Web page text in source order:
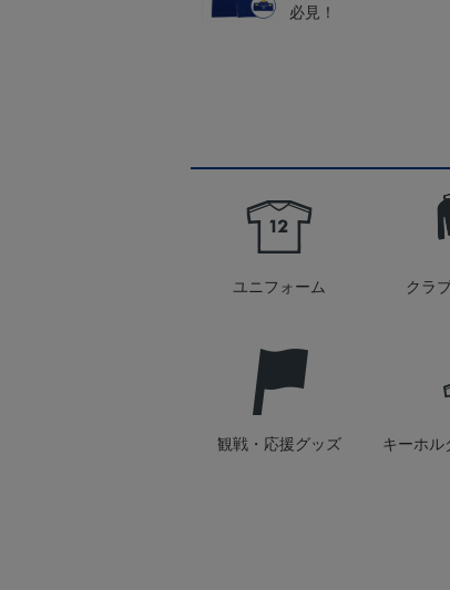
必見！
ユニフォーム クラ
観戦・応援グッズ
キーホル